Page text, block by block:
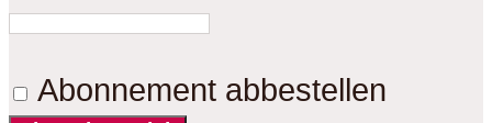
Abonnement abbestellen